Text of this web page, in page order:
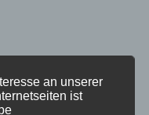
vorhanden.
an unserer
ist